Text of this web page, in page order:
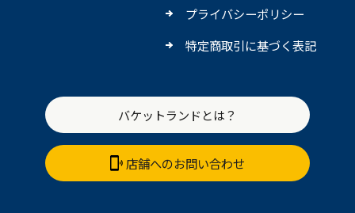
プライバシーポリシー
特定商取引に基づく表記
バケットランドとは？
店舗へのお問い合わせ